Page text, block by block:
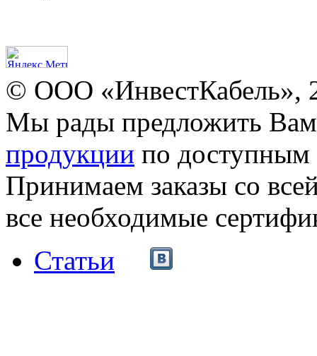
© ООО «ИнвестКабель»,
Мы рады предложить
продукции по доступным
Принимаем заказы со
все необходимые
Статьи